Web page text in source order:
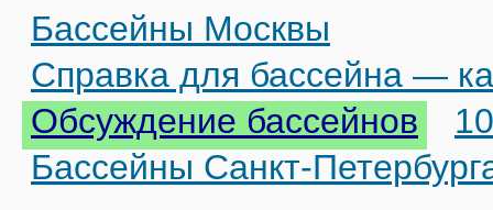
Бассейны Москвы
Справка для бассейна —
Обсуждение бассейнов
Бассейны Санкт-